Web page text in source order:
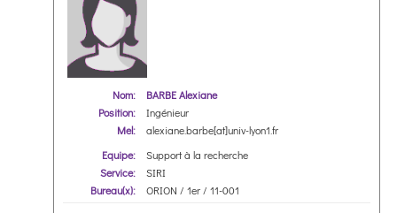
Nom:
BARBE Alexiane
Position:
Ingénieur
Mel:
alexiane.barbe[at]univ-lyon1.fr
Equipe:
Support à la recherche
Service:
SIRI
Bureau(x):
ORION / 1er / 11-001